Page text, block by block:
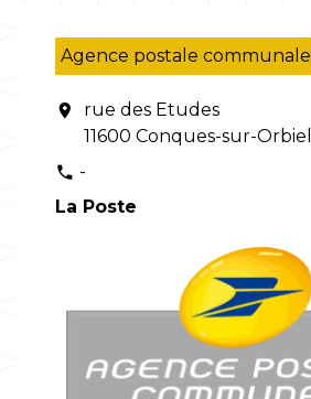
Agence postale communale
location_on
rue des Etudes
11600 Conques-sur-Orbiel
phone -
La Poste